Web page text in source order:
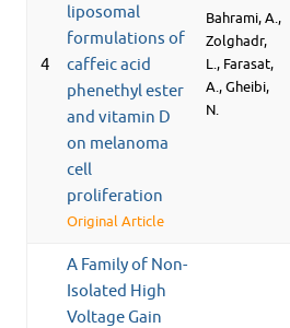
4
liposomal
formulations of
caffeic acid
phenethyl ester
and vitamin D
on melanoma
cell
proliferation
Original Article
Bahrami, A.,
Zolghadr,
L., Farasat,
A., Gheibi,
N.
A Family of Non-
Isolated High
Voltage Gain